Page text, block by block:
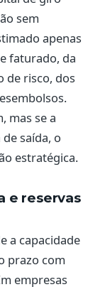
sem
apenas
faturado, da
de risco, dos
mas se a
saída, o
estratégica.
e reservas
a capacidade
prazo com
empresas